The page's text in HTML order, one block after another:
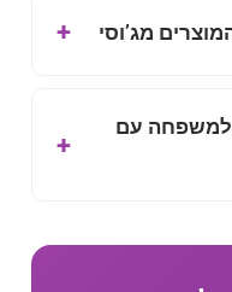
מג’וסי
למשפחה עם